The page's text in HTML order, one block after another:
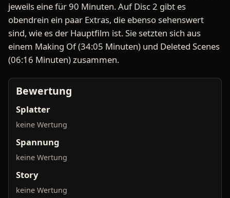
jeweils eine für 90 Minuten. Auf Disc 2 gibt es
obendrein ein paar Extras, die ebenso sehenswert
sind, wie es der Hauptfilm ist. Sie setzten sich aus
einem Making Of (34:05 Minuten) und Deleted Scenes
(06:16 Minuten) zusammen.
Bewertung
Splatter
keine Wertung
Spannung
keine Wertung
Story
keine Wertung